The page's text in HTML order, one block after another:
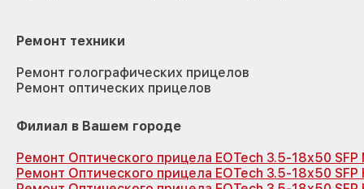
Ремонт техники
Ремонт голографических прицелов
Ремонт оптических прицелов
Филиал в Вашем городе
Ремонт Оптического прицела EOTech 3.5-18x50 SFP
Ремонт Оптического прицела EOTech 3.5-18x50